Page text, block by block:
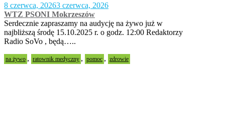
8 czerwca, 20263 czerwca, 2026
WTZ PSONI Mokrzeszów
Serdecznie zapraszamy na audycję na żywo już w
najbliższą środę 15.10.2025 r. o godz. 12:00 Redaktorzy
Radio SoVo , będą…..
na żywo , ratownik medyczny , pomoc , zdrowie